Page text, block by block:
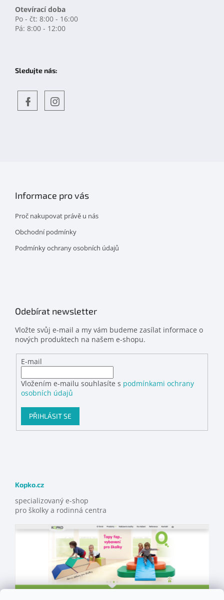
Otevírací doba
Po - čt: 8:00 - 16:00
Pá: 8:00 - 12:00
Sledujte nás:
Informace pro vás
Proč nakupovat právě u nás
Obchodní podmínky
Podmínky ochrany osobních údajů
Odebírat newsletter
Vložte svůj e-mail a my vám budeme zasílat informace o
nových produktech na našem e-shopu.
E-mail
Vložením e-mailu souhlasíte s podmínkami ochrany
osobních údajů
PŘIHLÁSIT SE
Kopko.cz
specializovaný e-shop
pro školky a rodinná centra